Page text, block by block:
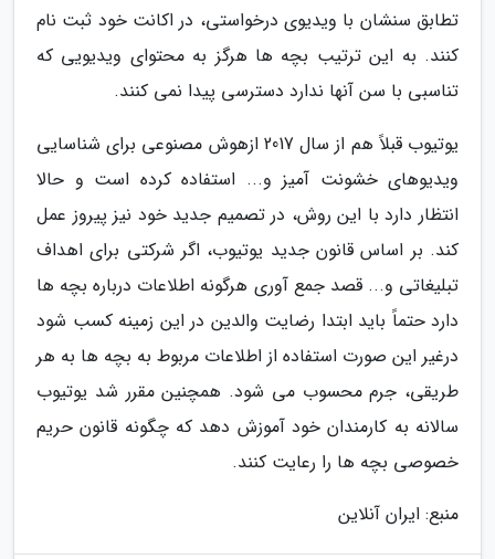
تطابق سنشان با ویدیوی درخواستی، در اکانت خود ثبت نام
کنند. به این ترتیب بچه ها هرگز به محتوای ویدیویی که
تناسبی با سن آنها ندارد دسترسی پیدا نمی کنند.
یوتیوب قبلاً هم از سال 2017 ازهوش مصنوعی برای شناسایی
ویدیوهای خشونت آمیز و... استفاده کرده است و حالا
انتظار دارد با این روش، در تصمیم جدید خود نیز پیروز عمل
کند. بر اساس قانون جدید یوتیوب، اگر شرکتی برای اهداف
تبلیغاتی و... قصد جمع آوری هرگونه اطلاعات درباره بچه ها
دارد حتماً باید ابتدا رضایت والدین در این زمینه کسب شود
درغیر این صورت استفاده از اطلاعات مربوط به بچه ها به هر
طریقی، جرم محسوب می شود. همچنین مقرر شد یوتیوب
سالانه به کارمندان خود آموزش دهد که چگونه قانون حریم
خصوصی بچه ها را رعایت کنند.
منبع: ایران آنلاین